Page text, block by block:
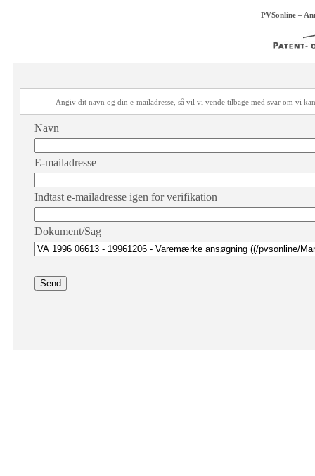
PVSonline –
Angiv dit navn og din e-mailadresse, så vil vi vende tilbage med svar om vi
Navn
E-mailadresse
Indtast e-mailadresse igen for verifikation
Dokument/Sag